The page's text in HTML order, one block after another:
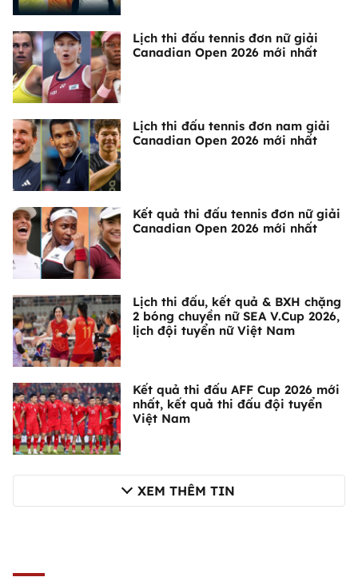
Lịch thi đấu tennis đơn nữ giải
Canadian Open 2026 mới nhất
Lịch thi đấu tennis đơn nam giải
Canadian Open 2026 mới nhất
Kết quả thi đấu tennis đơn nữ giải
Canadian Open 2026 mới nhất
Lịch thi đấu, kết quả & BXH chặng
2 bóng chuyền nữ SEA V.Cup 2026,
lịch đội tuyển nữ Việt Nam
Kết quả thi đấu AFF Cup 2026 mới
nhất, kết quả thi đấu đội tuyển
Việt Nam
XEM THÊM TIN